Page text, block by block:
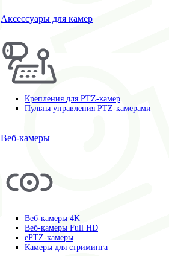
Аксессуары для камер
Крепления для PTZ-камер
Пульты управления PTZ-камерами
Веб-камеры
Веб-камеры 4K
Веб-камеры Full HD
ePTZ-камеры
Камеры для стриминга